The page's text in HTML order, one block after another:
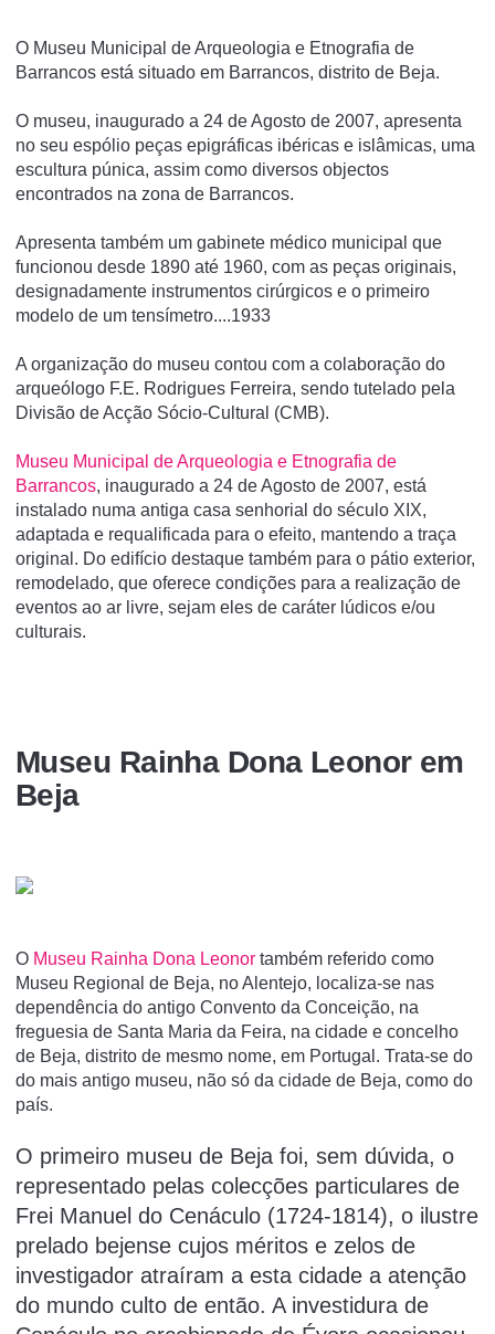
O Museu Municipal de Arqueologia e Etnografia de
Barrancos está situado em Barrancos, distrito de Beja.
O museu, inaugurado a 24 de Agosto de 2007, apresenta
no seu espólio peças epigráficas ibéricas e islâmicas, uma
escultura púnica, assim como diversos objectos
encontrados na zona de Barrancos.
Apresenta também um gabinete médico municipal que
funcionou desde 1890 até 1960, com as peças originais,
designadamente instrumentos cirúrgicos e o primeiro
modelo de um tensí­metro....1933
A organização do museu contou com a colaboração do
arqueólogo F.E. Rodrigues Ferreira, sendo tutelado pela
Divisão de Acção Sócio-Cultural (CMB).
Museu Municipal de Arqueologia e Etnografia de
Barrancos, inaugurado a 24 de Agosto de 2007, está
instalado numa antiga casa senhorial do século XIX,
adaptada e requalificada para o efeito, mantendo a traça
original. Do edifício destaque também para o pátio exterior,
remodelado, que oferece condições para a realização de
eventos ao ar livre, sejam eles de caráter lúdicos e/ou
culturais.
Museu Rainha Dona Leonor em
Beja
O Museu Rainha Dona Leonor também referido como
Museu Regional de Beja, no Alentejo, localiza-se nas
dependência do antigo Convento da Conceição, na
freguesia de Santa Maria da Feira, na cidade e concelho
de Beja, distrito de mesmo nome, em Portugal. Trata-se do
do mais antigo museu, não só da cidade de Beja, como do
paí­s.
O primeiro museu de Beja foi, sem dúvida, o
representado pelas colecções particulares de
Frei Manuel do Cenáculo (1724-1814), o ilustre
prelado bejense cujos méritos e zelos de
investigador atraíram a esta cidade a atenção
do mundo culto de então. A investidura de